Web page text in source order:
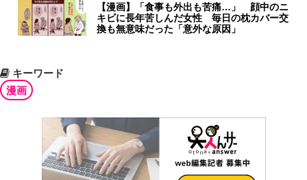
【漫画】「食事も外出も苦痛…」 顔中のニ
キビに長年苦しんだ女性 毎日の枕カバー交
換も無意味だった「意外な原因」
キーワード
漫画